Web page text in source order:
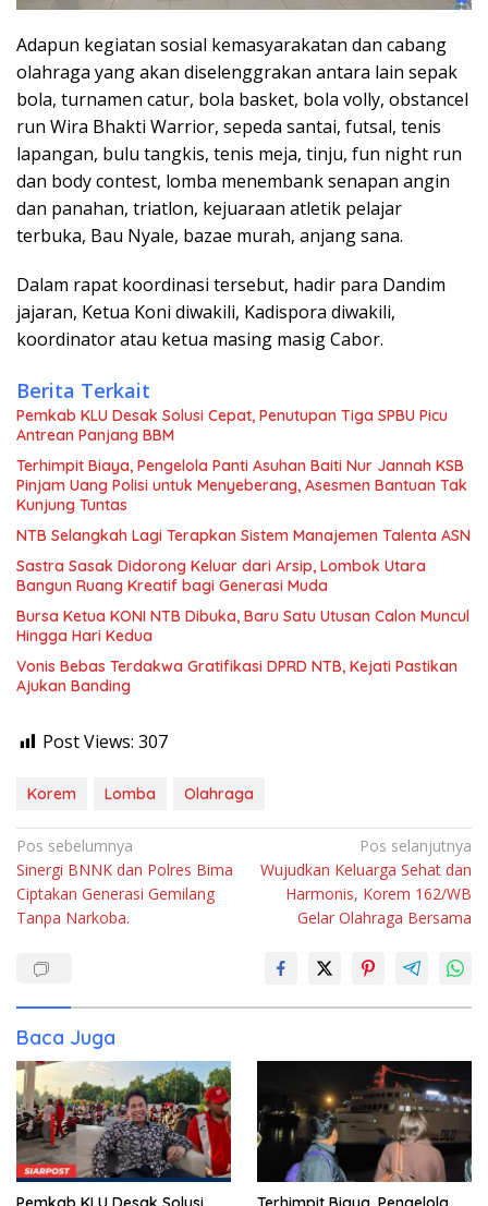
Adapun kegiatan sosial kemasyarakatan dan cabang
olahraga yang akan diselenggrakan antara lain sepak
bola, turnamen catur, bola basket, bola volly, obstancel
run Wira Bhakti Warrior, sepeda santai, futsal, tenis
lapangan, bulu tangkis, tenis meja, tinju, fun night run
dan body contest, lomba menembank senapan angin
dan panahan, triatlon, kejuaraan atletik pelajar
terbuka, Bau Nyale, bazae murah, anjang sana.
Dalam rapat koordinasi tersebut, hadir para Dandim
jajaran, Ketua Koni diwakili, Kadispora diwakili,
koordinator atau ketua masing masig Cabor.
Berita Terkait
Pemkab KLU Desak Solusi Cepat, Penutupan Tiga SPBU Picu
Antrean Panjang BBM
Terhimpit Biaya, Pengelola Panti Asuhan Baiti Nur Jannah KSB
Pinjam Uang Polisi untuk Menyeberang, Asesmen Bantuan Tak
Kunjung Tuntas
NTB Selangkah Lagi Terapkan Sistem Manajemen Talenta ASN
Sastra Sasak Didorong Keluar dari Arsip, Lombok Utara
Bangun Ruang Kreatif bagi Generasi Muda
Bursa Ketua KONI NTB Dibuka, Baru Satu Utusan Calon Muncul
Hingga Hari Kedua
Vonis Bebas Terdakwa Gratifikasi DPRD NTB, Kejati Pastikan
Ajukan Banding
Post Views: 307
Korem Lomba Olahraga
Navigasi
pos
Pos sebelumnya
Sinergi BNNK dan Polres Bima
Ciptakan Generasi Gemilang
Tanpa Narkoba.
Pos selanjutnya
Wujudkan Keluarga Sehat dan
Harmonis, Korem 162/WB
Gelar Olahraga Bersama
Baca Juga